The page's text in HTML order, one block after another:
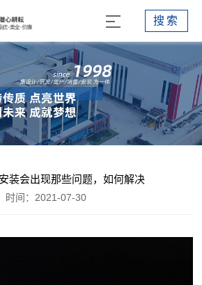
搜索
装会出现那些问题，如何解决
时间：2021-07-30